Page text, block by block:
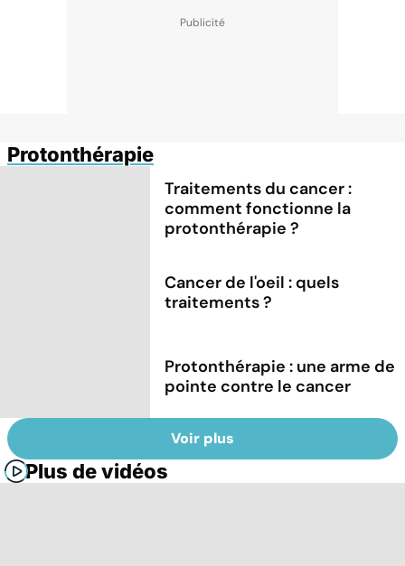
Protonthérapie
Traitements du cancer :
comment fonctionne la
protonthérapie ?
Cancer de l'oeil : quels
traitements ?
Protonthérapie : une arme de
pointe contre le cancer
Voir plus
Plus de vidéos